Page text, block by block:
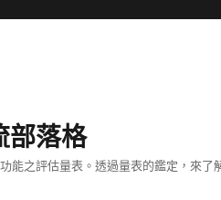
落格
之評估量表。透過量表的鑑定，來了